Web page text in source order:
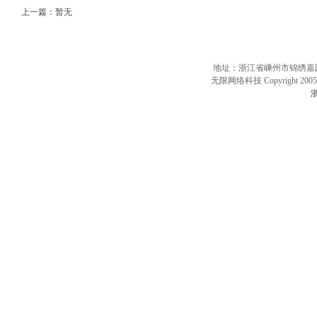
上一篇：暂无
地址：浙江省嵊州市锦绣嘉
无限网络科技 Copyright